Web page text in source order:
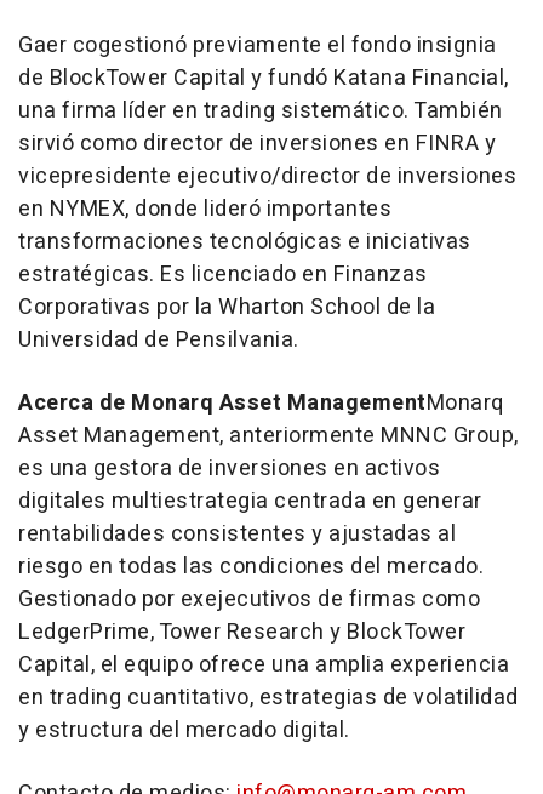
Gaer cogestionó previamente el fondo insignia
de BlockTower Capital y fundó Katana Financial,
una firma líder en trading sistemático. También
sirvió como director de inversiones en FINRA y
vicepresidente ejecutivo/director de inversiones
en NYMEX, donde lideró importantes
transformaciones tecnológicas e iniciativas
estratégicas. Es licenciado en Finanzas
Corporativas por la Wharton School de la
Universidad de Pensilvania.
Acerca de Monarq Asset ManagementMonarq
Asset Management, anteriormente MNNC Group,
es una gestora de inversiones en activos
digitales multiestrategia centrada en generar
rentabilidades consistentes y ajustadas al
riesgo en todas las condiciones del mercado.
Gestionado por exejecutivos de firmas como
LedgerPrime, Tower Research y BlockTower
Capital, el equipo ofrece una amplia experiencia
en trading cuantitativo, estrategias de volatilidad
y estructura del mercado digital.